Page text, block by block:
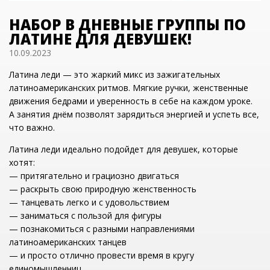
НАБОР В ДНЕВНЫЕ ГРУППЫ ПО
ЛАТИНЕ ДЛЯ ДЕВУШЕК!
10.09.2023
Латина леди — это жаркий микс из зажигательных
латиноамериканских ритмов. Мягкие ручки, женственные
движения бедрами и уверенность в себе на каждом уроке.
А занятия днём позволят зарядиться энергией и успеть все,
что важно.
Латина леди идеально подойдет для девушек, которые
хотят:
— притягательно и грациозно двигаться
— раскрыть свою природную женственность
— танцевать легко и с удовольствием
— заниматься с пользой для фигуры
— познакомиться с разными направлениями
латиноамериканских танцев
— и просто отлично провести время в кругу